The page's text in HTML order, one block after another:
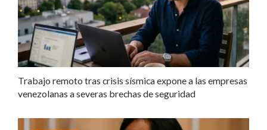
Trabajo remoto tras crisis sísmica expone a las empresas
venezolanas a severas brechas de seguridad